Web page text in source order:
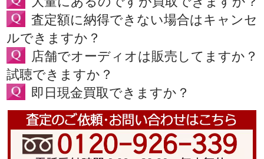
査定額に納得できない場合はキャンセ
ルできますか？
店舗でオーディオは販売してますか？
試聴できますか？
即日現金買取できますか？